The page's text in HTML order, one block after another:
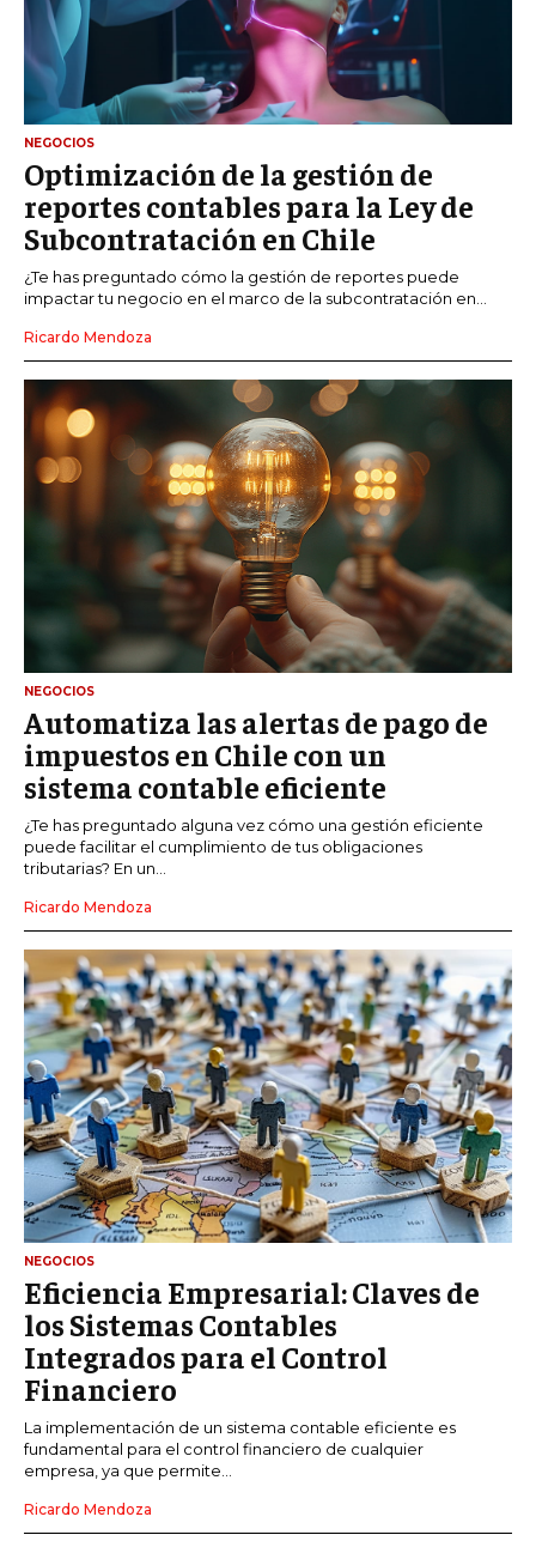
NEGOCIOS
Optimización de la gestión de
reportes contables para la Ley de
Subcontratación en Chile
¿Te has preguntado cómo la gestión de reportes puede
impactar tu negocio en el marco de la subcontratación en...
Ricardo Mendoza
NEGOCIOS
Automatiza las alertas de pago de
impuestos en Chile con un
sistema contable eficiente
¿Te has preguntado alguna vez cómo una gestión eficiente
puede facilitar el cumplimiento de tus obligaciones
tributarias? En un...
Ricardo Mendoza
NEGOCIOS
Eficiencia Empresarial: Claves de
los Sistemas Contables
Integrados para el Control
Financiero
La implementación de un sistema contable eficiente es
fundamental para el control financiero de cualquier
empresa, ya que permite...
Ricardo Mendoza